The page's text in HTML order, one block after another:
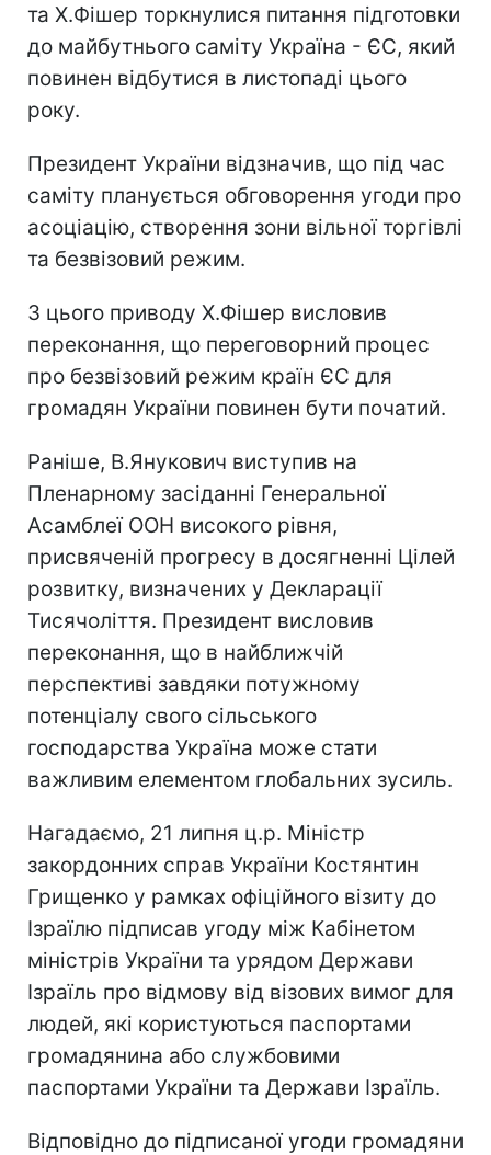
та Х.Фішер торкнулися питання підготовки
до майбутнього саміту Україна - ЄС, який
повинен відбутися в листопаді цього
року.
Президент України відзначив, що під час
саміту планується обговорення угоди про
асоціацію, створення зони вільної торгівлі
та безвізовий режим.
З цього приводу Х.Фішер висловив
переконання, що переговорний процес
про безвізовий режим країн ЄС для
громадян України повинен бути початий.
Раніше, В.Янукович виступив на
Пленарному засіданні Генеральної
Асамблеї ООН високого рівня,
присвяченій прогресу в досягненні Цілей
розвитку, визначених у Декларації
Тисячоліття. Президент висловив
переконання, що в найближчій
перспективі завдяки потужному
потенціалу свого сільського
господарства Україна може стати
важливим елементом глобальних зусиль.
Нагадаємо, 21 липня ц.р. Міністр
закордонних справ України Костянтин
Грищенко у рамках офіційного візиту до
Ізраїлю підписав угоду між Кабінетом
міністрів України та урядом Держави
Ізраїль про відмову від візових вимог для
людей, які користуються паспортами
громадянина або службовими
паспортами України та Держави Ізраїль.
Відповідно до підписаної угоди громадяни